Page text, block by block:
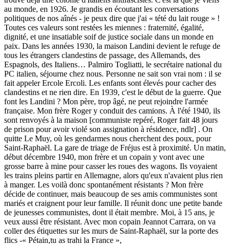
au monde, en 1926. Je grandis en écoutant les conversations
politiques de nos aînés - je peux dire que j'ai « tété du lait rouge » !
Toutes ces valeurs sont restées les miennes : fraternité, égalité,
dignité, et une insatiable soif de justice sociale dans un monde en
paix. Dans les années 1930, la maison Landini devient le refuge de
tous les étrangers clandestins de passage, des Allemands, des
Espagnols, des Italiens… Palmiro Togliatti, le secrétaire national du
PC italien, séjourne chez nous. Personne ne sait son vrai nom : il se
fait appeler Ercole Ercoli. Les enfants sont élevés pour cacher des
clandestins et ne rien dire. En 1939, c'est le début de la guerre. Que
font les Landini ? Mon père, trop âgé, ne peut rejoindre l'armée
française. Mon frère Roger y conduit des camions. À l'été 1940, ils
sont renvoyés à la maison [communiste repéré, Roger fait 48 jours
de prison pour avoir violé son assignation à résidence, ndlr] . On
quitte Le Muy, où les gendarmes nous cherchent des poux, pour
Saint-Raphaël. La gare de triage de Fréjus est à proximité. Un matin,
début décembre 1940, mon frère et un copain y vont avec une
grosse barre à mine pour casser les roues des wagons. Ils voyaient
les trains pleins partir en Allemagne, alors qu'eux n'avaient plus rien
à manger. Les voilà donc spontanément résistants ? Mon frère
décide de continuer, mais beaucoup de ses amis communistes sont
mariés et craignent pour leur famille. Il réunit donc une petite bande
de jeunesses communistes, dont il était membre. Moi, à 15 ans, je
veux aussi être résistant. Avec mon copain Jeannot Carrara, on va
coller des étiquettes sur les murs de Saint-Raphaël, sur la porte des
flics -« Pétain,tu as trahi la France »,